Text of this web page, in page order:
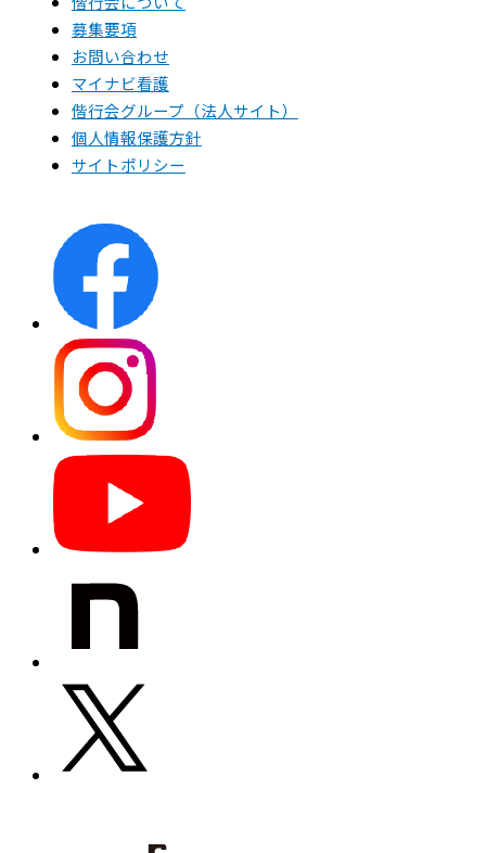
募集要項
お問い合わせ
マイナビ看護
偕行会グループ（法人サイト）
個人情報保護方針
サイトポリシー